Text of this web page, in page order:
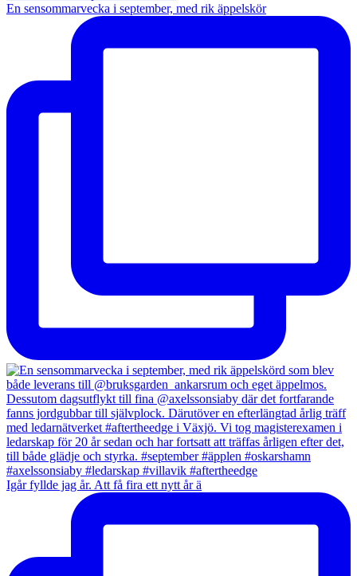
En sensommarvecka i september, med rik äppelskör
Igår fyllde jag år. Att få fira ett nytt år ä